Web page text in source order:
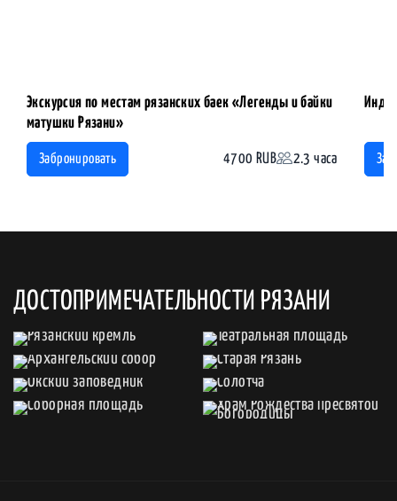
Экскурсия по местам рязанских баек «Легенды и байки
матушки Рязани»
Забронировать 4700 RUB 2.3 часа
ДОСТОПРИМЕЧАТЕЛЬНОСТИ РЯЗАНИ